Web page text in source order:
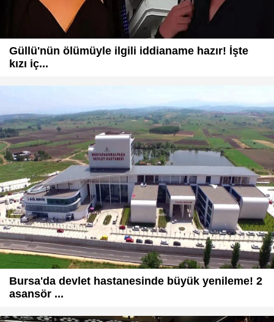
Güllü'nün ölümüyle ilgili iddianame hazır! İşte
kızı iç...
Bursa'da devlet hastanesinde büyük yenileme! 2
asansör ...